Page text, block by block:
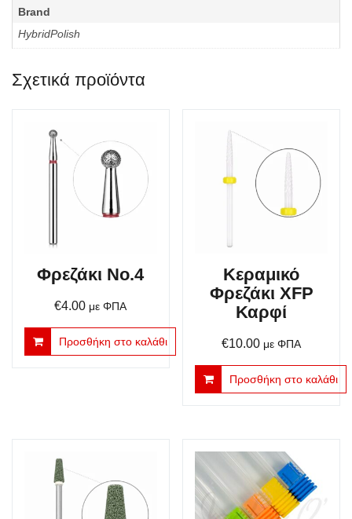
Brand
HybridPolish
Σχετικά προϊόντα
Φρεζάκι No.4
€4.00 με ΦΠΑ
Προσθήκη στο καλάθι
Κεραμικό
Φρεζάκι XFP
Καρφί
€10.00 με ΦΠΑ
Προσθήκη στο καλάθι